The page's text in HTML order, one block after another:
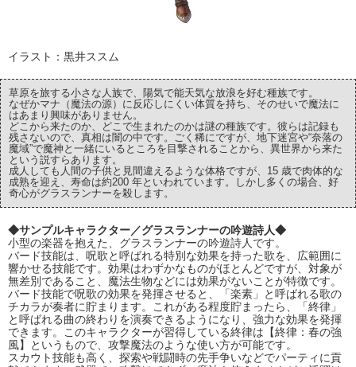
イラスト：黒井ススム
草原を旅する小さな人族で、陽気で能天気な放浪を好む種族です。
なぜかマナ（魔法の源）に反応しにくい体質を持ち、そのせいで魔法に
はあまり興味がありません。
どこから来たのか、どこで生まれたのかは謎の種族です。彼らは記録も
残さないので、真相は闇の中です。ごく稀にですが、地下迷宮や“奈落の
魔域”で魔神と一緒にいるところを目撃されることから、異世界から来た
という説すらあります。
成人しても人間の子供と見間違えるような体格ですが、15 歳で肉体的な
成熟を迎え、寿命は約200 年といわれています。しかし多くの場合、好
奇心がグラスランナーを殺します。
◆サンプルキャラクター／グラスランナーの吟遊詩人◆
小型の楽器を抱えた、グラスランナーの吟遊詩人です。
バード技能は、呪歌と呼ばれる特別な効果を持った歌を、広範囲に
響かせる技能です。効果はわずかなものがほとんどですが、対象が
無差別であること、魔法生物などには効果がないことが特徴です。
バード技能で呪歌の効果を発揮させると、「楽素」と呼ばれる歌の
チカラが奏者に貯まります。これがある程度貯まったら、「終律」
と呼ばれる曲の終わりを演奏できるようになり、強力な効果を発揮
できます。このキャラクターが習得している終律は【終律：春の強
風】というもので、攻撃魔法のような使い方が可能です。
スカウト技能も高く、探索や戦闘時の先手争いなどでパーティに貢